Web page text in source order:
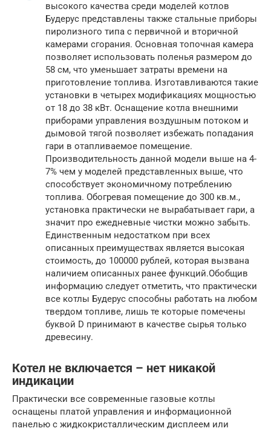
высокого качества среди моделей котлов
Будерус представлены также стальные приборы
пиролизного типа с первичной и вторичной
камерами сгорания. Основная топочная камера
позволяет использовать поленья размером до
58 см, что уменьшает затраты времени на
приготовление топлива. Изготавливаются такие
установки в четырех модификациях мощностью
от 18 до 38 кВт. Оснащение котла внешними
приборами управления воздушным потоком и
дымовой тягой позволяет избежать попадания
гари в отапливаемое помещение.
Производительность данной модели выше на 4-
7% чем у моделей представленных выше, что
способствует экономичному потреблению
топлива. Обогревая помещение до 300 кв.м.,
установка практически не вырабатывает гари, а
значит про ежедневные чистки можно забыть.
Единственным недостатком при всех
описанных преимуществах является высокая
стоимость, до 100000 рублей, которая вызвана
наличием описанных ранее функций.Обобщив
информацию следует отметить, что практически
все котлы Будерус способны работать на любом
твердом топливе, лишь те которые помечены
буквой D принимают в качестве сырья только
древесину.
Котел не включается – нет никакой
индикации
Практически все современные газовые котлы
оснащены платой управления и информационной
панелью с жидкокристаллическим дисплеем или